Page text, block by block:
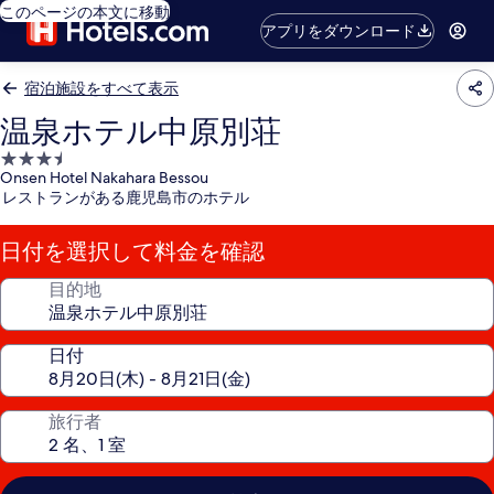
このページの本文に移動
アプリをダウンロード
宿泊施設をすべて表示
温泉ホテル中原別荘
3.5
つ
星
宿
泊
施
Onsen Hotel Nakahara Bessou
レストランがある鹿児島市のホテル
日付を選択して料金を確認
目的地
日付
旅行者